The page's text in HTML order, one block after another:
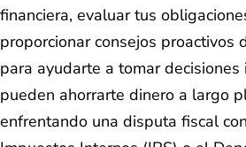
financiera, evaluar tus
proporcionar consejos proactivos
para ayudarte a tomar
pueden ahorrarte dinero a largo
enfrentando una disputa fiscal